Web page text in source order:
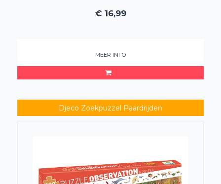
€ 16,99
MEER INFO
Djeco Zoekpuzzel Paardrijden